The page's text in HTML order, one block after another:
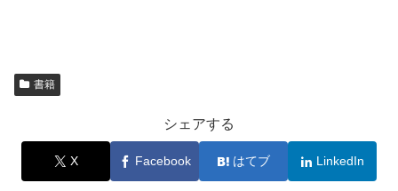
書籍
シェアする
X Facebook はてブ LinkedIn